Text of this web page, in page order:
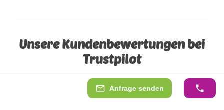
Anfrage senden
Unsere Kundenbewertungen bei
Trustpilot